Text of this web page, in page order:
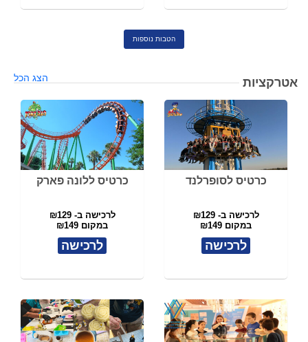
הטבות נוספות
אטרקציות הצג הכל
כרטיס לסופרלנד
לרכישה ב- ₪129
במקום ₪149
לרכישה
כרטיס ללונה פארק
לרכישה ב- ₪129
במקום ₪149
לרכישה